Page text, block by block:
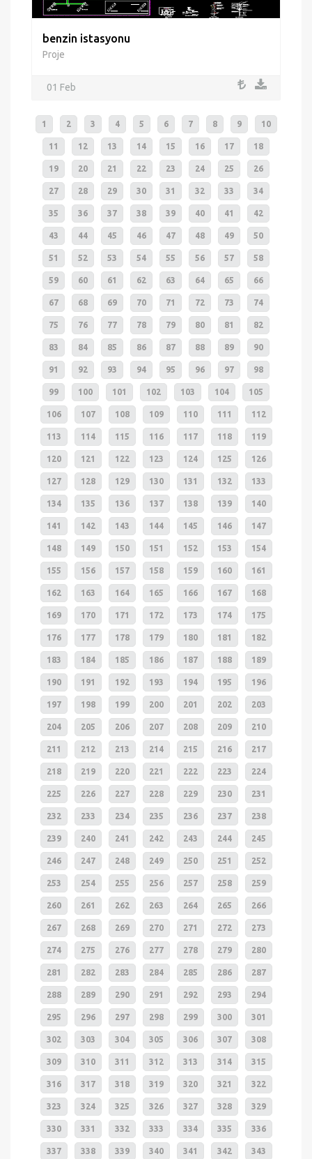
benzin istasyonu
Proje
01 Feb
1 2 3 4 5 6 7 8 9 10
11 12 13 14 15 16 17 18
19 20 21 22 23 24 25 26
27 28 29 30 31 32 33 34
35 36 37 38 39 40 41 42
43 44 45 46 47 48 49 50
51 52 53 54 55 56 57 58
59 60 61 62 63 64 65 66
67 68 69 70 71 72 73 74
75 76 77 78 79 80 81 82
83 84 85 86 87 88 89 90
91 92 93 94 95 96 97 98
99 100 101 102 103 104 105
106 107 108 109 110 111 112
113 114 115 116 117 118 119
120 121 122 123 124 125 126
127 128 129 130 131 132 133
134 135 136 137 138 139 140
141 142 143 144 145 146 147
148 149 150 151 152 153 154
155 156 157 158 159 160 161
162 163 164 165 166 167 168
169 170 171 172 173 174 175
176 177 178 179 180 181 182
183 184 185 186 187 188 189
190 191 192 193 194 195 196
197 198 199 200 201 202 203
204 205 206 207 208 209 210
211 212 213 214 215 216 217
218 219 220 221 222 223 224
225 226 227 228 229 230 231
232 233 234 235 236 237 238
239 240 241 242 243 244 245
246 247 248 249 250 251 252
253 254 255 256 257 258 259
260 261 262 263 264 265 266
267 268 269 270 271 272 273
274 275 276 277 278 279 280
281 282 283 284 285 286 287
288 289 290 291 292 293 294
295 296 297 298 299 300 301
302 303 304 305 306 307 308
309 310 311 312 313 314 315
316 317 318 319 320 321 322
323 324 325 326 327 328 329
330 331 332 333 334 335 336
337 338 339 340 341 342 343